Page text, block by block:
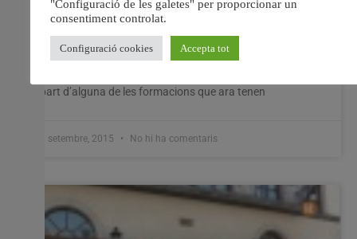
NO ENTENEM PERQUÈ A NIVELL MUNICIPAL NO S’HA
PRES AQUESTA DECISIÓ ABANS, EXISTINT
PRESSUPOST.La “gratuïtat dels llibres de text” va ser
part d’alguna de les formacions que ara tenen
8 setembre, 2015 No hi ha comentaris